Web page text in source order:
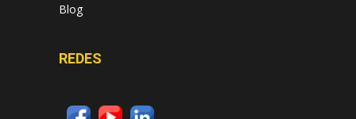
Blog
REDES